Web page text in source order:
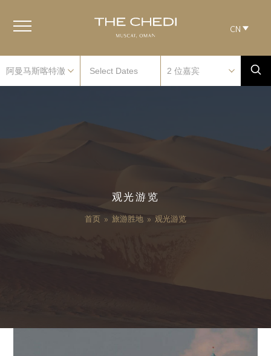
CN
观光游览
首页 » 旅游胜地 » 观光游览